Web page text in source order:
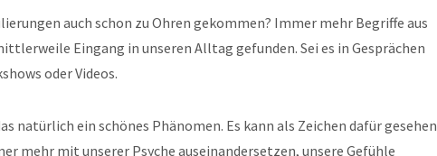
auch schon zu Ohren gekommen? Immer mehr Begriffe aus
Eingang in unseren Alltag gefunden. Sei es in Gesprächen
oder Videos.
natürlich ein schönes Phänomen. Es kann als Zeichen dafür gesehen
mehr mit unserer Psyche auseinandersetzen, unsere Gefühle